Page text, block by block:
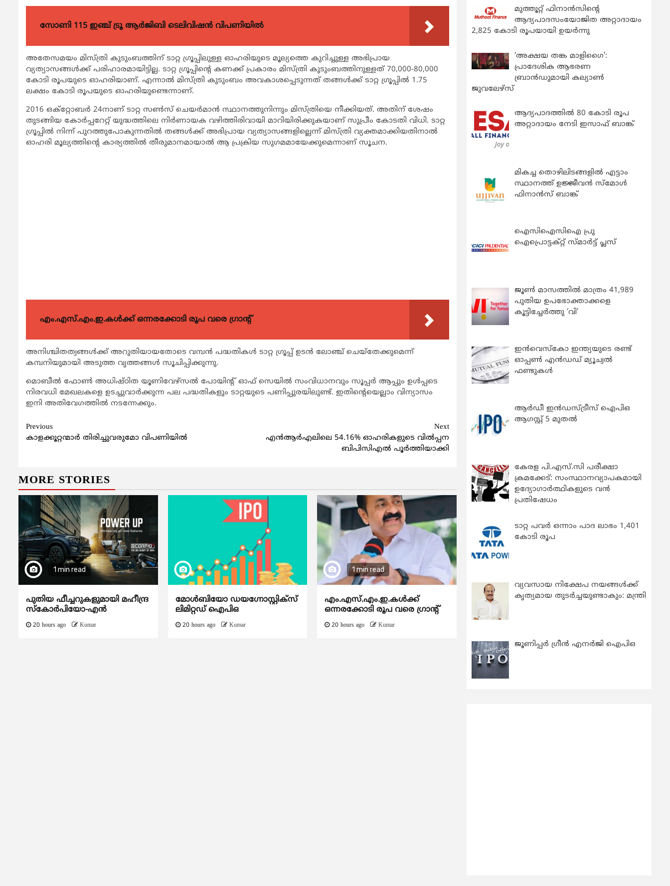
സോണി 115 ഇഞ്ച് ട്രൂ ആർജിബി ടെലിവിഷൻ വിപണിയിൽ
അതേസമയം മിസ്ത്രി കുടുംബത്തിന് ടാറ്റ ഗ്രൂപ്പിലുള്ള ഓഹരിയുടെ മൂല്യത്തെ കുറിച്ചുള്ള അഭിപ്രായ
വ്യത്യാസങ്ങള്‍ക്ക് പരിഹാരമായിട്ടില്ല. ടാറ്റ ഗ്രൂപ്പിന്‍റെ കണക്ക് പ്രകാരം മിസ്ത്രി കുടുംബത്തിനുള്ളത് 70,000-80,000
കോടി രൂപയുടെ ഓഹരിയാണ്. എന്നാല്‍ മിസ്ത്രി കുടുംബം അവകാശപ്പെടുന്നത് തങ്ങള്‍ക്ക് ടാറ്റ ഗ്രൂപ്പില്‍ 1.75
ലക്ഷം കോടി രൂപയുടെ ഓഹരിയുണ്ടെന്നാണ്.
2016 ഒക്റ്റോബര്‍ 24നാണ് ടാറ്റ സണ്‍സ് ചെയര്‍മാന്‍ സ്ഥാനത്തുനിന്നും മിസ്ത്രിയെ നീക്കിയത്. അതിന് ശേഷം
തുടങ്ങിയ കോര്‍പ്പറേറ്റ് യുദ്ധത്തിലെ നിര്‍ണായക വഴിത്തിരിവായി മാറിയിരിക്കുകയാണ് സുപ്രീം കോടതി വിധി. ടാറ്റ
ഗ്രൂപ്പില്‍ നിന്ന് പുറത്തുപോകുന്നതില്‍ തങ്ങള്‍ക്ക് അഭിപ്രായ വ്യത്യാസങ്ങളില്ലെന്ന് മിസ്ത്രി വ്യക്തമാക്കിയതിനാല്‍
ഓഹരി മൂല്യത്തിന്‍റെ കാര്യത്തില്‍ തീരുമാനമായാല്‍ ആ പ്രക്രിയ സുഗമമായേക്കുമെന്നാണ് സൂചന.
എം.എസ്.എം.ഇ.കൾക്ക് ഒന്നരക്കോടി രൂപ വരെ ഗ്രാന്റ്
അനിശ്ചിതത്വങ്ങള്‍ക്ക് അറുതിയായതോടെ വമ്പന്‍ പദ്ധതികള്‍ ടാറ്റ ഗ്രൂപ്പ് ഉടന്‍ ലോഞ്ച് ചെയ്തേക്കുമെന്ന്
കമ്പനിയുമായി അടുത്ത വൃത്തങ്ങള്‍ സൂചിപ്പിക്കുന്നു.
മൊബീല്‍ ഫോണ്‍ അധിഷ്ഠിത യൂണിവേഴ്സല്‍ പോയിന്‍റ് ഓഫ് സെയില്‍ സംവിധാനവും സൂപ്പര്‍ ആപ്പും ഉള്‍പ്പടെ
നിരവധി മേഖലകളെ ഉടച്ചുവാര്‍ക്കുന്ന പല പദ്ധതികളും ടാറ്റയുടെ പണിപ്പുരയിലുണ്ട്. ഇതിന്‍റെയെല്ലാം വിന്യാസം
ഇനി അതിവേഗത്തില്‍ നടന്നേക്കും.
Continue
Reading
Previous
കാളക്കൂറ്റന്മാര്‍ തിരിച്ചുവരുമോ വിപണിയില്‍
Next
എന്‍ആര്‍എലിലെ 54.16% ഓഹരികളുടെ വില്‍പ്പന
ബിപിസിഎല്‍ പൂര്‍ത്തിയാക്കി
MORE STORIES
1 min read
പുതിയ ഫീച്ചറുകളുമായി മഹീന്ദ്ര
സ്കോർപിയോ-എൻ
20 hours ago Kumar
മോൾബിയോ ഡയഗ്നോസ്റ്റിക്സ്
ലിമിറ്റഡ് ഐപിഒ
20 hours ago Kumar
1 min read
എം.എസ്.എം.ഇ.കൾക്ക്
ഒന്നരക്കോടി രൂപ വരെ ഗ്രാന്റ്
20 hours ago Kumar
മുത്തൂറ്റ് ഫിനാൻസിന്റെ
ആദ്യപാദസംയോജിത അറ്റാദായം
2,825 കോടി രൂപയായി ഉയർന്നു
‘അക്ഷയ തങ്ക മാളിഗൈ’:
പ്രാദേശിക ആഭരണ
ബ്രാന്‍ഡുമായി കല്യാണ്‍
ജുവലേഴ്‌സ്
ആദ്യപാദത്തിൽ 80 കോടി രൂപ
അറ്റാദായം നേടി ഇസാഫ് ബാങ്ക്
മികച്ച തൊഴിലിടങ്ങളിൽ എട്ടാം
സ്ഥാനത്ത് ഉജ്ജീവൻ സ്മോൾ
ഫിനാൻസ് ബാങ്ക്
ഐസിഐസിഐ പ്രു
ഐപ്രൊട്ടക്റ്റ് സ്മാർട്ട് പ്ലസ്
ജൂൺ മാസത്തിൽ മാത്രം 41,989
പുതിയ ഉപഭോക്താക്കളെ
കൂട്ടിച്ചേർത്തു ‘വി’
ഇന്‍വെസ്കോ ഇന്ത്യയുടെ രണ്ട്
ഓപ്പണ്‍ എന്‍ഡഡ് മ്യൂച്വല്‍
ഫണ്ടുകള്‍
ആർഡീ ഇൻഡസ്ട്രീസ് ഐപിഒ
ആഗസ്റ്റ് 5 മുതൽ
കേരള പി.എസ്.സി പരീക്ഷാ
ക്രമക്കേട്: സംസ്ഥാനവ്യാപകമായി
ഉദ്യോഗാര്‍ത്ഥികളുടെ വന്‍
പ്രതിഷേധം
ടാറ്റ പവർ ഒന്നാം പാദ ലാഭം 1,401
കോടി രൂപ
വ്യവസായ നിക്ഷേപ നയങ്ങള്‍ക്ക്
കൃത്യമായ തുടര്‍ച്ചയുണ്ടാകും: മന്ത്രി
ജൂണിപ്പർ ഗ്രീൻ എനർജി ഐപിഒ